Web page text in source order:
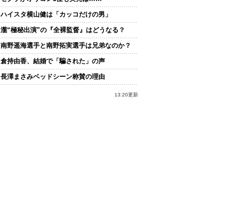
ハイスタ横山健は「カッコだけの男」
瀧“極秘出演”の『全裸監督』はどうなる？
南野遥海選手と南野拓実選手は兄弟なのか？
倉持由香、結婚で「騙された」の声
長澤まさみベッドシーン称賛の理由
13:20更新